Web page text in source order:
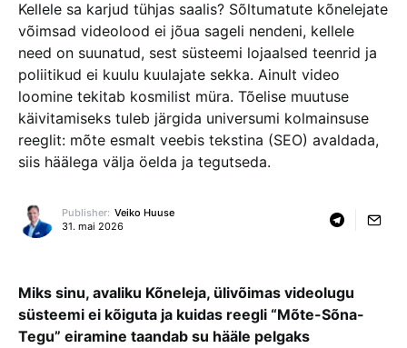
Kellele sa karjud tühjas saalis? Sõltumatute kõnelejate
võimsad videolood ei jõua sageli nendeni, kellele
need on suunatud, sest süsteemi lojaalsed teenrid ja
poliitikud ei kuulu kuulajate sekka. Ainult video
loomine tekitab kosmilist müra. Tõelise muutuse
käivitamiseks tuleb järgida universumi kolmainsuse
reeglit: mõte esmalt veebis tekstina (SEO) avaldada,
siis häälega välja öelda ja tegutseda.
Publisher: Veiko Huuse
31. mai 2026
Miks sinu, avaliku Kõneleja, ülivõimas videolugu
süsteemi ei kõiguta ja kuidas reegli “Mõte-Sõna-
Tegu” eiramine taandab su hääle pelgaks